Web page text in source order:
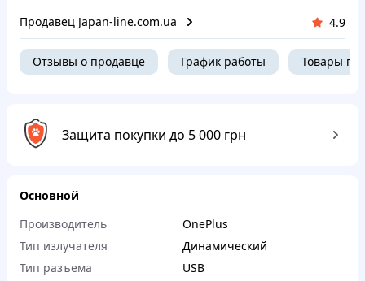
Продавец Japan-line.com.ua 4.9
Отзывы о продавце График работы Товары
Защита покупки до 5 000 грн
Основной
Производитель
OnePlus
Тип излучателя
Динамический
Тип разъема
USB